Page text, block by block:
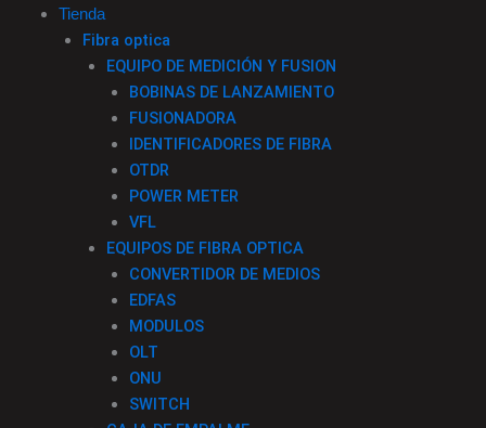
Tienda
Fibra optica
EQUIPO DE MEDICIÓN Y FUSION
BOBINAS DE LANZAMIENTO
FUSIONADORA
IDENTIFICADORES DE FIBRA
OTDR
POWER METER
VFL
EQUIPOS DE FIBRA OPTICA
CONVERTIDOR DE MEDIOS
EDFAS
MODULOS
OLT
ONU
SWITCH